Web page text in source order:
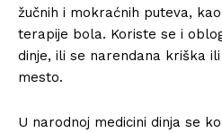
žučnih i mokraćnih puteva,
terapije bola. Koriste se i
dinje, ili se narendana kriška
mesto.
U narodnoj medicini dinja se